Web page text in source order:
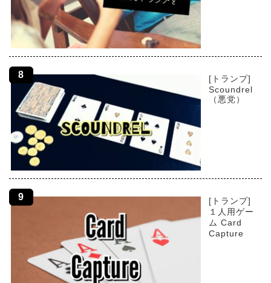
[トランプ]
Scoundrel
（悪党）
[トランプ]
１人用ゲー
ム Card
Capture